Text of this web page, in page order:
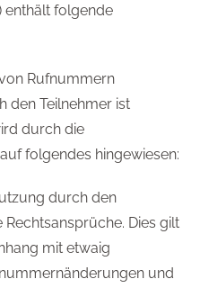
enthält folgende
Rufnummern
den Teilnehmer ist
durch die
folgendes hingewiesen:
durch den
Dies gilt
mit etwaig
und